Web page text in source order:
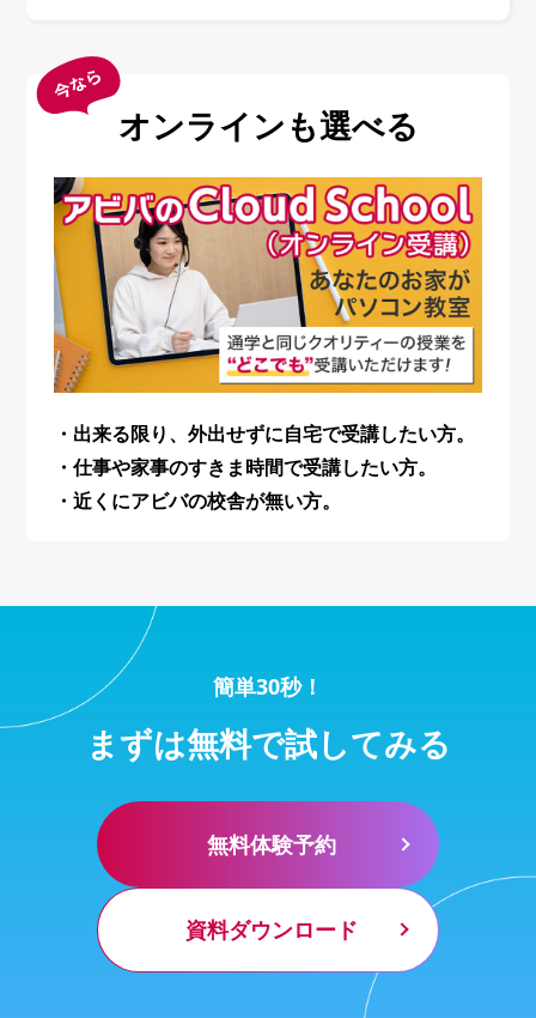
オンラインも選べる
・出来る限り、外出せずに自宅で受講したい方。
・仕事や家事のすきま時間で受講したい方。
・近くにアビバの校舎が無い方。
簡単30秒！
まずは無料で試してみる
無料体験予約
資料ダウンロード